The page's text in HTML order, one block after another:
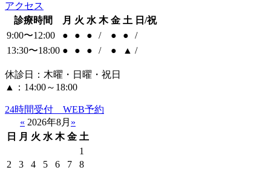
アクセス
診療時間
月 火 水 木 金 土 日/祝
9:00〜12:00
● ● ● / ● ●
/
13:30〜18:00 ● ● ● / ● ▲ /
休診日：木曜・日曜・祝日
▲：14:00～18:00
24時間受付 WEB予約
« 2026年8月 »
日
月 火 水 木 金 土
1
2
3 4 5 6 7
8